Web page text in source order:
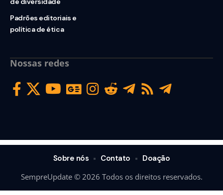
Padrões editoriais e
política de ética
Nossas redes
SempreUpdate © 2026 Todos os direitos reservados.
Sobre nós Contato Doação